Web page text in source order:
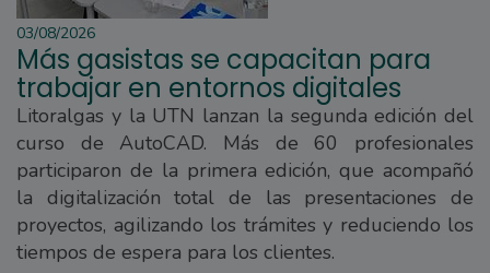
03/08/2026
Más gasistas se capacitan para
trabajar en entornos digitales
Litoralgas y la UTN lanzan la segunda edición del
curso de AutoCAD. Más de 60 profesionales
participaron de la primera edición, que acompañó
la digitalización total de las presentaciones de
proyectos, agilizando los trámites y reduciendo los
tiempos de espera para los clientes.